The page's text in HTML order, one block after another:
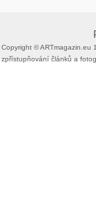
Copyright ©​ ​​ARTmagazin.eu
zpřístupňování článků a